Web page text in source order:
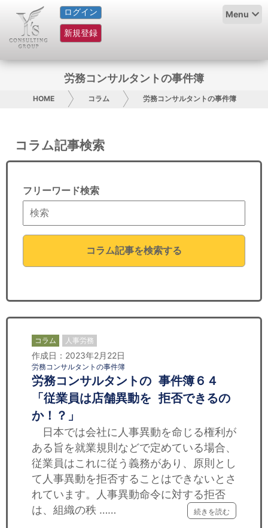
ログイン
新規登録
Menu
HOME
サービス紹介
グループ概要
日本人にPR
コンサルティング
経済ニュース
ＩＴ
飲食店情報
労務コンサルタントの事件簿
HOME コラム 労務コンサルタントの事件簿
コラム記事検索
フリーワード検索
コラム記事を検索する
コラム 人事労務
作成日：2023年2月22日
労務コンサルタントの事件簿
労務コンサルタントの 事件簿６４
「従業員は店舗異動を 拒否できるの
か！？」
日本では会社に人事異動を命じる権利が
ある旨を就業規則などで定めている場合、
従業員はこれに従う義務があり、原則とし
て人事異動を拒否することはできないとさ
れています。人事異動命令に対する拒否
は、組織の秩 ……
続きを読む